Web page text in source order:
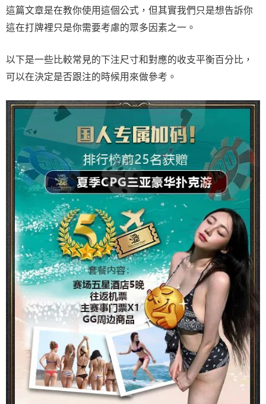
這篇文章是在教你使用這個公式，但其實我們只是想告訴你
這在打牌裡只是你需要考慮的眾多因素之一。
以下是一些比較常見的下注尺寸和對應的收支平衡百分比，
可以在決定是否跟注的時候用來做參考。